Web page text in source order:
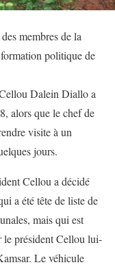
membres de la
politique de
Dalein Diallo a
alors que le chef de
visite à un
jours.
Cellou a décidé
a été tête de liste de
mais qui est
le président Cellou lui-
Le véhicule